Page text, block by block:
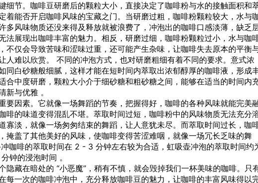
细节。咖啡豆研磨后的颗粒大小，直接决定了咖啡粉与水的接触面积和
着能否开启咖啡风味的宝藏之门。当研磨过粗，咖啡粉颗粒较大，水与
多风味物质还没来得及释放就被浪费了，冲泡出的咖啡口感淡薄，缺乏
法展现出咖啡丰富的魅力。相反，研磨过细，咖啡粉颗粒过小，水与咖
不仅会导致苦味和涩味过重，还可能产生杂味，让咖啡失去原本的平衡
人难以欣赏。 不同的冲泡方式，也对研磨粗细有着不同的要求。意式浓
同白砂糖般细腻，这样才能在短时间内萃取出浓郁醇厚的咖啡液，形成
合中度研磨，颗粒大小介于细砂糖和粗砂糖之间，能够在适当的时间内
新与优雅 。
要因素。它就像一场舞蹈的节奏，把握得好，咖啡的各种风味就能完美
啡的味道变得混乱不堪。萃取时间过短，咖啡粉中的风味物质无法充分
寡淡，就像一场匆匆结束的舞蹈，让人意犹未尽。而萃取时间过长，咖
掩盖了其他美好的风味，使咖啡变得苦涩难咽，就像一场冗长乏味的舞
咖啡的萃取时间在 2 - 3 分钟左右较为合适，虹吸壶冲泡的萃取时间约
钟的浸泡时间 。
隐藏在暗处的 “小恶魔”，稍有不慎，就会毁掉我们一杯美味的咖啡。只
每一次的咖啡冲泡中，充分释放咖啡豆的魅力，让咖啡的丰富风味得以